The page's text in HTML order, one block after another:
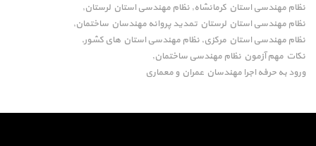
نظام مهندسی استان کرمانشاه, نظام مهندسی استان لرستان,
نظام مهندسی استان لرستان تمدید پروانه مهندسان ساختمان,
نظام مهندسی استان مرکزی, نظام مهندسی استان های کشور,
نکات مهم آزمون نظام مهندسی ساختمان,
ورود به حرفه اجرا مهندسان عمران و معماری